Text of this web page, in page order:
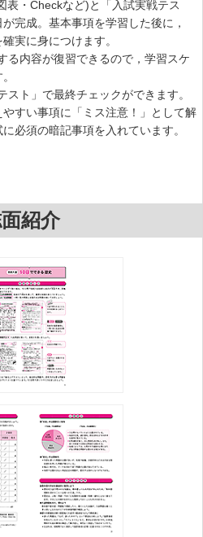
表・Checkなど)と「入試実戦テス
完成。基本事項を学習した後に，
実に身につけます。
る内容が復習できるので，学習スケ
スト」で最終チェックができます。
やすい事項に「ミス注意！」として解
必須の暗記事項を入れています。
紹介